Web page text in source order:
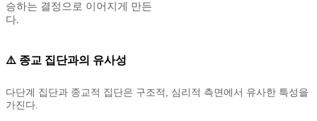
승하는 결정으로 이어지게 만든
다.
⚠️ 종교 집단과의 유사성
다단계 집단과 종교적 집단은 구조적, 심리적 측면에서 유사한 특성을
가진다.